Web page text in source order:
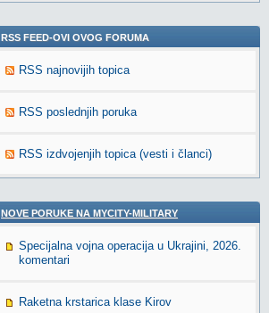
RSS FEED-OVI OVOG FORUMA
RSS najnovijih topica
RSS poslednjih poruka
RSS izdvojenjih topica (vesti i članci)
NOVE PORUKE NA MYCITY-MILITARY
Specijalna vojna operacija u Ukrajini, 2026.
komentari
Raketna krstarica klase Kirov